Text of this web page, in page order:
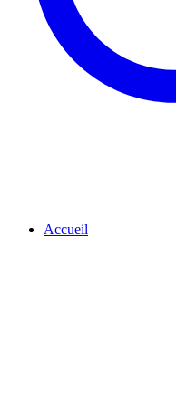
Accueil